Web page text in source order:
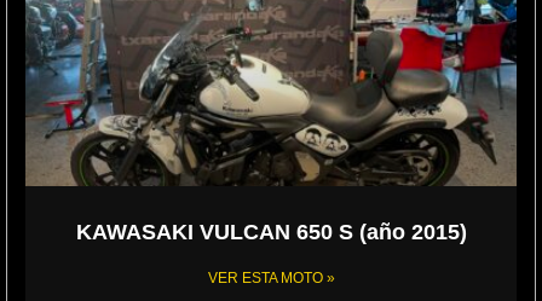
KAWASAKI VULCAN 650 S (año 2015)
VER ESTA MOTO »